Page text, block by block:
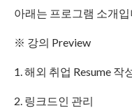
아래는 프로그램 소개
※ 강의 Preview
1. 해외 취업 Resume 작
2. 링크드인 관리